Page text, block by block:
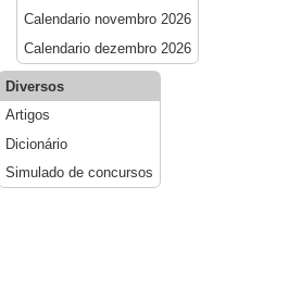
Calendario novembro 2026
Calendario dezembro 2026
Diversos
Artigos
Dicionário
Simulado de concursos